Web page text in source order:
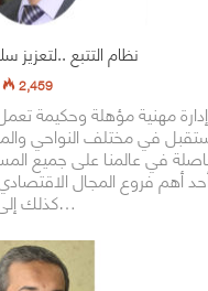
نظام التتبع ..لتعزيز
2,459
مهنية مؤهلة وحكيمة
في مختلف النواحي
في عالمنا على جميع
أهم فروع المجال
كذلك إلى مواكبة تلك…